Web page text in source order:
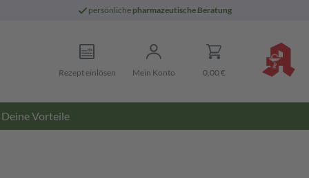
persönliche pharmazeutische Beratung
Rezept einlösen Mein Konto 0,00 €
Deine Vorteile